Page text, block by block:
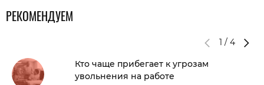
РЕКОМЕНДУЕМ
1 / 4
Кто чаще прибегает к угрозам
увольнения на работе